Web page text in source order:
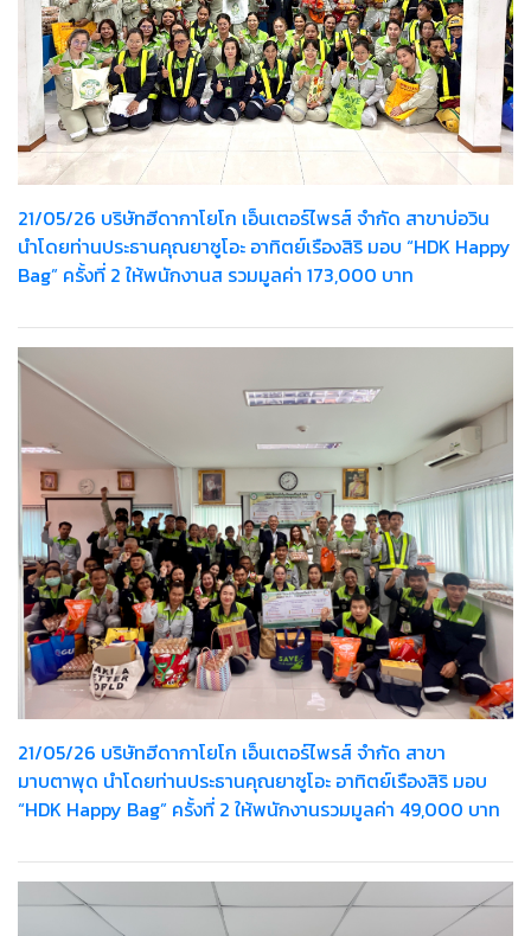
21/05/26 บริษัทฮีดากาโยโก เอ็นเตอร์ไพรส์ จำกัด สาขาบ่อวิน
นำโดยท่านประธานคุณยาซูโอะ อาทิตย์เรืองสิริ มอบ “HDK Happy
Bag” ครั้งที่ 2 ให้พนักงานส รวมมูลค่า 173,000 บาท
21/05/26 บริษัทฮีดากาโยโก เอ็นเตอร์ไพรส์ จำกัด สาขา
มาบตาพุด นำโดยท่านประธานคุณยาซูโอะ อาทิตย์เรืองสิริ มอบ
“HDK Happy Bag” ครั้งที่ 2 ให้พนักงานรวมมูลค่า 49,000 บาท